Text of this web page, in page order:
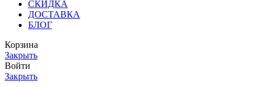
СКИДКА
ДОСТАВКА
БЛОГ
Корзина
Закрыть
Войти
Закрыть